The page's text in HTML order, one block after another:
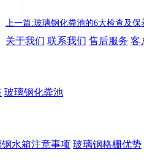
上一篇:玻璃钢化粪池的6大检查及保
关于我们 联系我们 售后服务 客
玻璃钢化粪池
水箱注意事项 玻璃钢格栅优势